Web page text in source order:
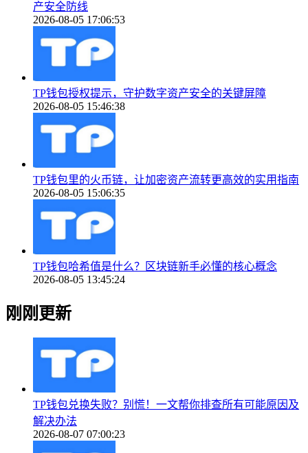
产安全防线
2026-08-05 17:06:53
TP钱包授权提示，守护数字资产安全的关键屏障
2026-08-05 15:46:38
TP钱包里的火币链，让加密资产流转更高效的实用指南
2026-08-05 15:06:35
TP钱包哈希值是什么？区块链新手必懂的核心概念
2026-08-05 13:45:24
刚刚更新
TP钱包兑换失败？别慌！一文帮你排查所有可能原因及
解决办法
2026-08-07 07:00:23